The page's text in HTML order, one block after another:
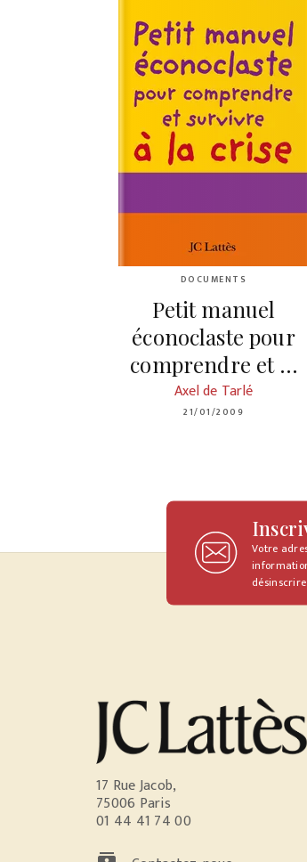
DOCUMENTS
Petit manuel
éconoclaste pour
comprendre et …
Axel de Tarlé
21/01/2009
Votre
17 Rue Jacob,
75006 Paris
01 44 41 74 00